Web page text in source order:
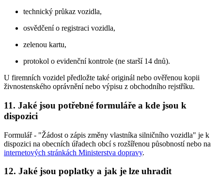
technický průkaz vozidla,
osvědčení o registraci vozidla,
zelenou kartu,
protokol o evidenční kontrole (ne starší 14 dnů).
U firemních vozidel předložte také originál nebo ověřenou kopii
živnostenského oprávnění nebo výpisu z obchodního rejstříku.
11. Jaké jsou potřebné formuláře a kde jsou k
dispozici
Formulář - "Žádost o zápis změny vlastníka silničního vozidla" je k
dispozici na obecních úřadech obcí s rozšířenou působností nebo na
internetových stránkách Ministerstva dopravy.
12. Jaké jsou poplatky a jak je lze uhradit